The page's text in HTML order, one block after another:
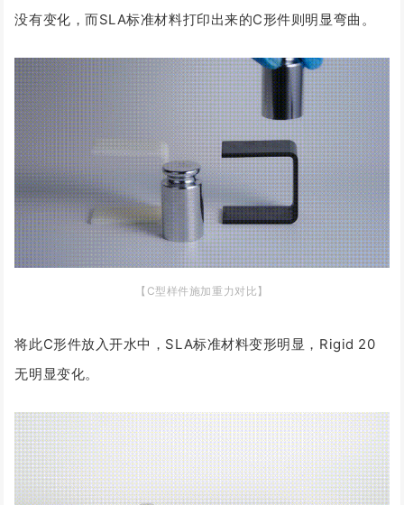
没有变化，而SLA标准材料打印出来的C形件则明显弯曲。
【C型样件施加重力对 比】
将此C形件放入开水中，SLA标准材料变形明显，Rigid 20
无明显变化。